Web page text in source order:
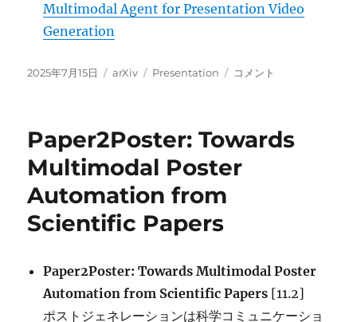
Multimodal Agent for Presentation Video
Generation
投
2025年7月15日
カ
ー
arXiv
タ
Presentation
PresentAgent:
Presentation
Generation
コメント
Paper2Poster: Towards
Multimodal Poster
Automation from
Scientific Papers
Paper2Poster: Towards Multimodal Poster
Automation from Scientific Papers [11.2]
ポストジェネレーションは科学コミュニケーショ